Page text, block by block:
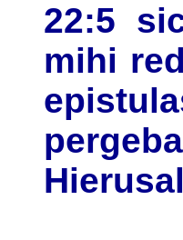
22:5
mihi